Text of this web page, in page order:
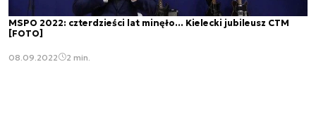
MSPO 2022: czterdzieści lat minęło... Kielecki jubileusz CTM
[FOTO]
08.09.2022 2 min.